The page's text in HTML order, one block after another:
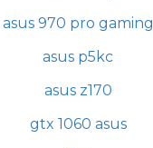
asus 970 pro gaming
asus p5kc
asus z170
gtx 1060 asus